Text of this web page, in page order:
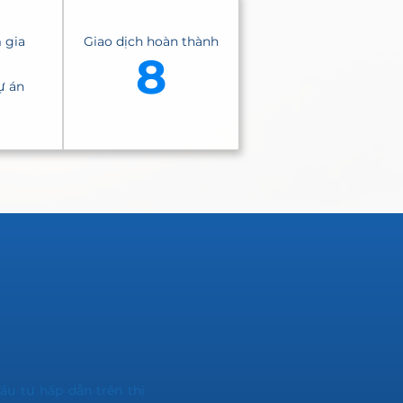
gia
án
Giao dịch hoàn thành
8
tư hấp dẫn trên thị